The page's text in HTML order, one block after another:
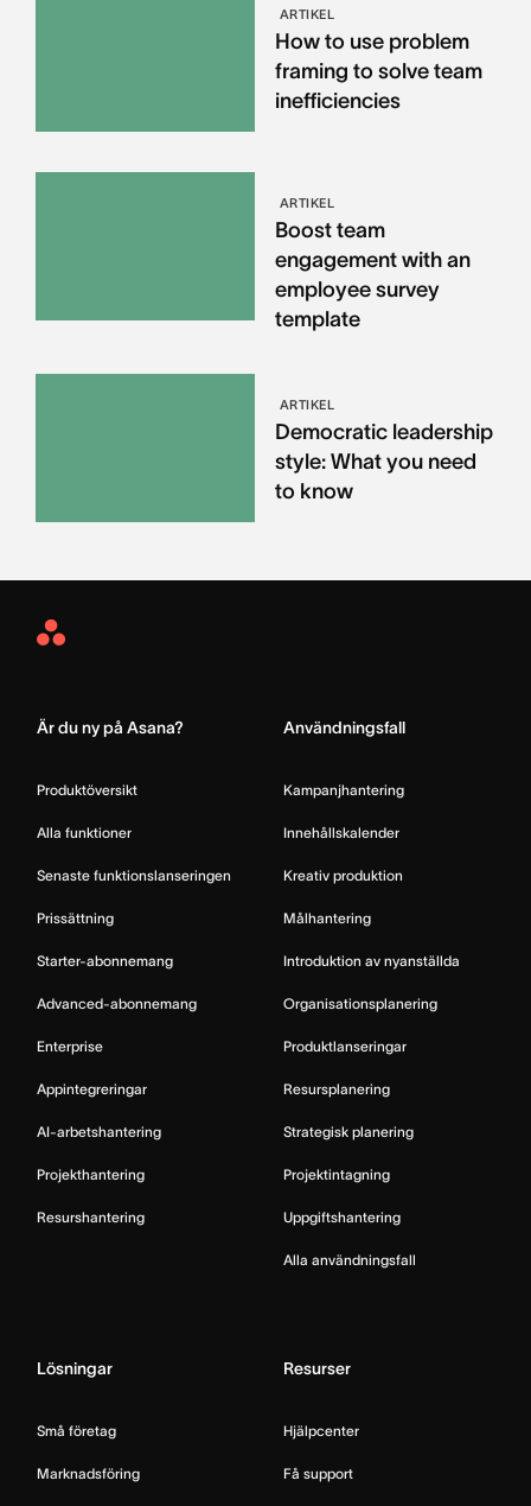
ARTIKEL
How to use problem
framing to solve team
inefficiencies
ARTIKEL
Boost team
engagement with an
employee survey
template
ARTIKEL
Democratic leadership
style: What you need
to know
Asana
Är du ny på Asana?
Produktöversikt
Alla funktioner
Senaste funktionslanseringen
Prissättning
Starter-abonnemang
Advanced-abonnemang
Enterprise
Appintegreringar
AI-arbetshantering
Projekthantering
Resurshantering
Användningsfall
Kampanjhantering
Innehållskalender
Kreativ produktion
Målhantering
Introduktion av nyanställda
Organisationsplanering
Produktlanseringar
Resursplanering
Strategisk planering
Projektintagning
Uppgiftshantering
Alla användningsfall
Lösningar
Små företag
Marknadsföring
Resurser
Hjälpcenter
Få support